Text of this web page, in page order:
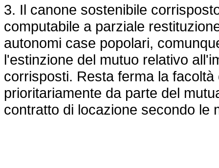
3. Il canone sostenibile
computabile a parziale
autonomi case popolari,
l'estinzione del mutuo relativo
corrisposti. Resta ferma la
prioritariamente da parte del
contratto di locazione secondo le